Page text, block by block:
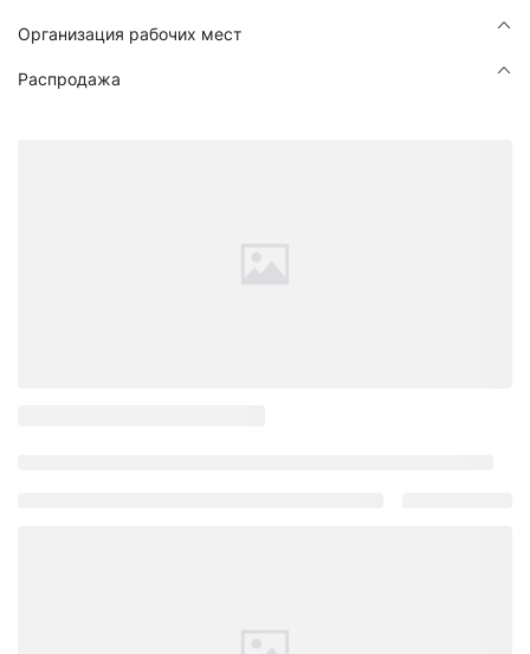
Организация рабочих мест
Распродажа